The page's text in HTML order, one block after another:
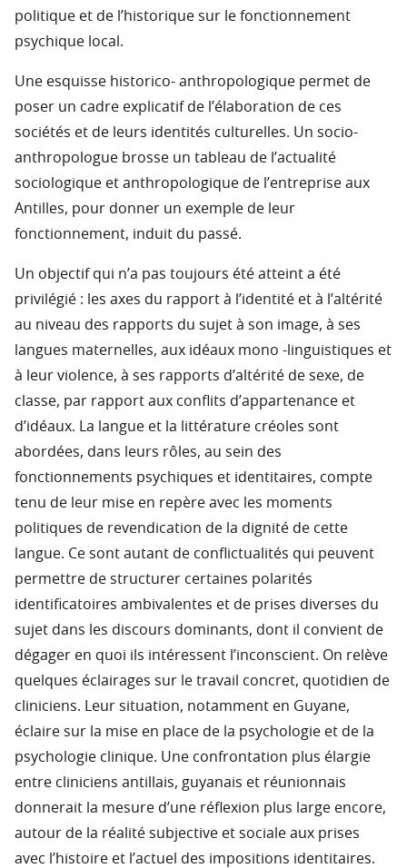
politique et de l’historique sur le fonctionnement
psychique local.
Une esquisse historico- anthropologique permet de
poser un cadre explicatif de l’élaboration de ces
sociétés et de leurs identités culturelles. Un socio-
anthropologue brosse un tableau de l’actualité
sociologique et anthropologique de l’entreprise aux
Antilles, pour donner un exemple de leur
fonctionnement, induit du passé.
Un objectif qui n’a pas toujours été atteint a été
privilégié : les axes du rapport à l’identité et à l’altérité
au niveau des rapports du sujet à son image, à ses
langues maternelles, aux idéaux mono -linguistiques et
à leur violence, à ses rapports d’altérité de sexe, de
classe, par rapport aux conflits d’appartenance et
d’idéaux. La langue et la littérature créoles sont
abordées, dans leurs rôles, au sein des
fonctionnements psychiques et identitaires, compte
tenu de leur mise en repère avec les moments
politiques de revendication de la dignité de cette
langue. Ce sont autant de conflictualités qui peuvent
permettre de structurer certaines polarités
identificatoires ambivalentes et de prises diverses du
sujet dans les discours dominants, dont il convient de
dégager en quoi ils intéressent l’inconscient. On relève
quelques éclairages sur le travail concret, quotidien de
cliniciens. Leur situation, notamment en Guyane,
éclaire sur la mise en place de la psychologie et de la
psychologie clinique. Une confrontation plus élargie
entre cliniciens antillais, guyanais et réunionnais
donnerait la mesure d’une réflexion plus large encore,
autour de la réalité subjective et sociale aux prises
avec l’histoire et l’actuel des impositions identitaires.